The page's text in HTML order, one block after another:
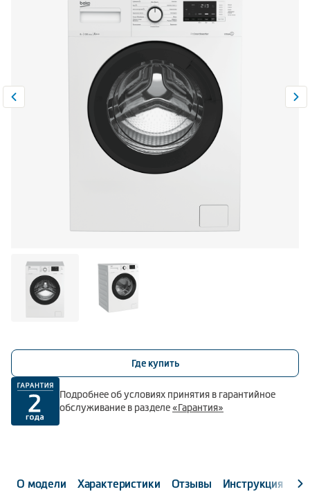
Климатическая техника
Где купить
Подробнее об условиях принятия в гарантийное
обслуживание в разделе«Гарантия»
О модели Характеристики Отзывы Инструкция